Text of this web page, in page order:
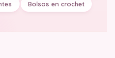
Bolsos en crochet